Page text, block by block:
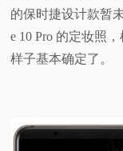
快
的保时捷设计款暂
e 10 Pro 的定妆照
样子基本确定了。